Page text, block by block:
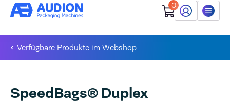
0
Mein Audion
Menü
Verfügbare Produkte im Webshop
SpeedBags® Duplex